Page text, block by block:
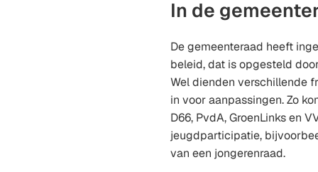
In de
De gemeenteraad heeft
beleid, dat is opgesteld
Wel dienden verschillende
in voor aanpassingen. Zo
D66, PvdA, GroenLinks en
jeugdparticipatie,
van een jongerenraad.